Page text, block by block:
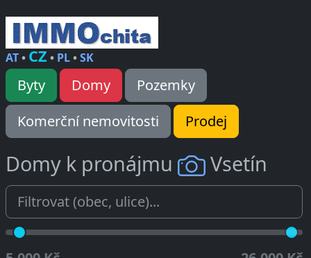
AT• CZ • PL•SK
Byty Domy
Pozemky
Komerční nemovitosti
Prodej
Domy k pronájmu Vsetín